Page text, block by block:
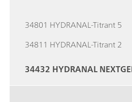
34801 HYDRANAL-Titrant 5
34811 HYDRANAL-Titrant 2
34432 HYDRANAL